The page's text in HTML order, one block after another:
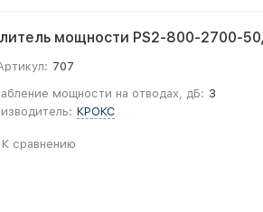
мощности PS2-800-2700-
707
мощности на отводах, дБ: 3
КРОКС
К сравнению